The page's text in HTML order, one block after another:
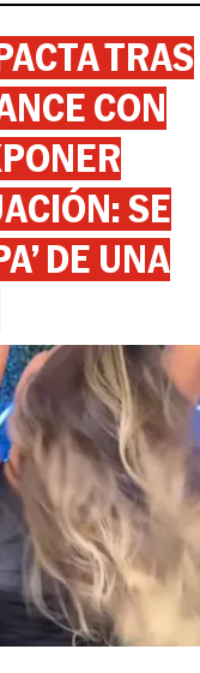
TRAS
CON
SE
DE UNA